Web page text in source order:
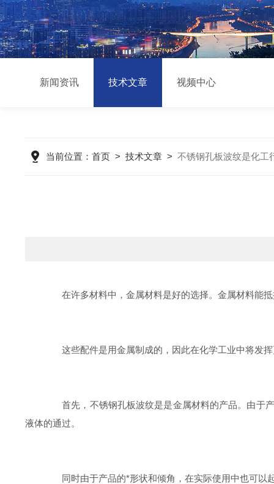
新闻资讯 技术文章 视频中心
当前位置： 首页> 技术文章> 不锈钢孔板波纹是化工
在许多材料中，金属材料是好的选择。金属材料能抵
这些配件是用金属制成的，因此在化学工业中将发挥
首先，不锈钢孔板波纹是是金属材料的产品。由于产
液体的通过。
同时由于产品的*形状和倾角，在实际使用中也可以